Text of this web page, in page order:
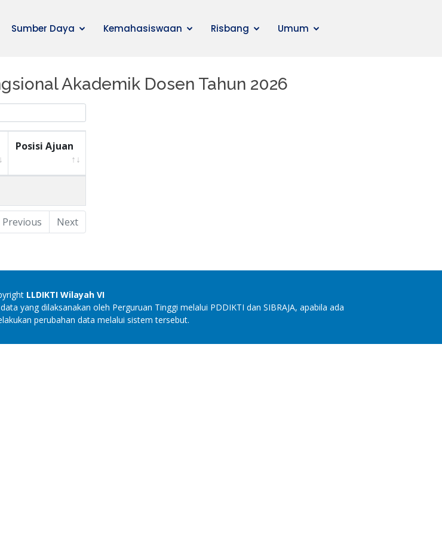
Sumber Daya Kemahasiswaan Risbang Umum
Akademik Dosen Tahun 2026
Posisi Ajuan
Previous Next
LLDIKTI Wilayah VI
yang dilaksanakan oleh Perguruan Tinggi melalui PDDIKTI dan SIBRAJA, apabila ada
perubahan data melalui sistem tersebut.